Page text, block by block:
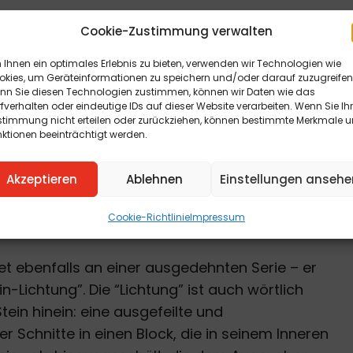
Cookie-Zustimmung verwalten
Ihnen ein optimales Erlebnis zu bieten, verwenden wir Technologien wie
um Geräteinformationen zu speichern und/oder darauf
Sie diesen Technologien zustimmen, können wir Daten wie das
oder eindeutige IDs auf dieser Website verarbeiten. Wenn Sie
nicht erteilen oder zurückziehen, können bestimmte Merkmale
beeinträchtigt werden.
Akzeptieren Ablehnen Einstellungen
Cookie-RichtlinieImpressum
Beschäftigung mit der Aktmalerei den
einer ständig sich erweiternden Serie von
über viele Schichten aufgebaut, in denen
werden. So meint man, in den Tiefen der
Hautoberflächen, Gewebe,
zu erkennen – aber diese eindeutigen
wo man sie ergreifen möchte. Ein
innere Ruhe, die diese Bilder im Betrachter
eine Raum, der im Geist betreten werden
ebenfalls an einer ausgedehnten Serie – er
Lichtung”. Die “Lichtung” ist auch wörtlich
hinein: eine ausgefeilte und
Schnitte in einen Block, die in seinem Inneren